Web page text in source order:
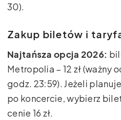
30).
Zakup biletów i
Najtańsza opcja 2026:
Metropolia – 12 zł (ważny
godz. 23:59). Jeżeli
po koncercie, wybierz
cenie 16 zł.